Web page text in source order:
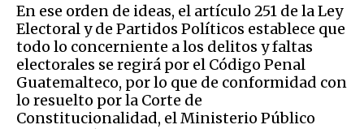
En ese orden de ideas, el artículo 251 de la Ley
Electoral y de Partidos Políticos establece que
todo lo concerniente a los delitos y faltas
electorales se regirá por el Código Penal
Guatemalteco, por lo que de conformidad con
lo resuelto por la Corte de
Constitucionalidad, el Ministerio Público